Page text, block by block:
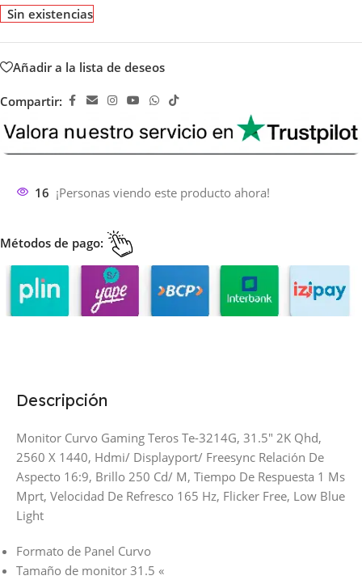
Sin existencias
Añadir a la lista de deseos
Compartir:
16 ¡Personas viendo este producto ahora!
Métodos de pago:
Descripción
Monitor Curvo Gaming Teros Te-3214G, 31.5″ 2K Qhd,
2560 X 1440, Hdmi/ Displayport/ Freesync Relación De
Aspecto 16:9, Brillo 250 Cd/ M, Tiempo De Respuesta 1 Ms
Mprt, Velocidad De Refresco 165 Hz, Flicker Free, Low Blue
Light
Formato de Panel Curvo
Tamaño de monitor 31.5 «